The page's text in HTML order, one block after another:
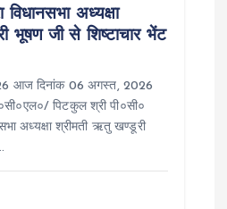
विधानसभा अध्यक्षा
भूषण जी से शिष्टाचार भेंट
आज दिनांक 06 अगस्त, 2026
पिटकुल श्री पी०सी०
अध्यक्षा श्रीमती ऋतु खण्डूरी